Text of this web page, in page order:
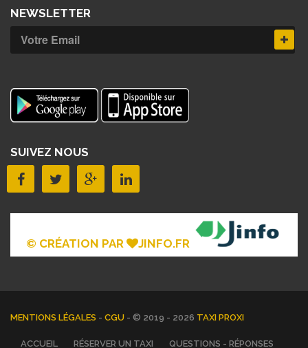
NEWSLETTER
SUIVEZ NOUS
© CRÉATION PAR JINFO.FR
MENTIONS LÉGALES - CGU - © 2019 - 2026 TAXI PROXI
ACCUEIL RÉSERVER UN TAXI
QUESTIONS - RÉPONSES